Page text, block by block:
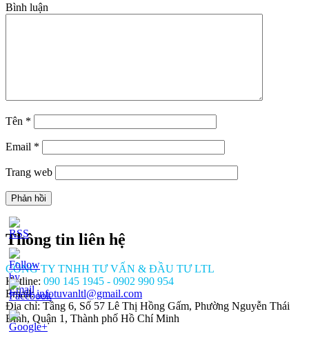
Bình luận
Tên *
Email *
Trang web
Thông tin liên hệ
CÔNG TY TNHH TƯ VẤN & ĐẦU TƯ LTL
Hotline: 090 145 1945 - 0902 990 954
Email:infotuvanltl@gmail.com
Địa chỉ: Tầng 6, Số 57 Lê Thị Hồng Gấm, Phường Nguyễn Thái
Bình, Quận 1, Thành phố Hồ Chí Minh